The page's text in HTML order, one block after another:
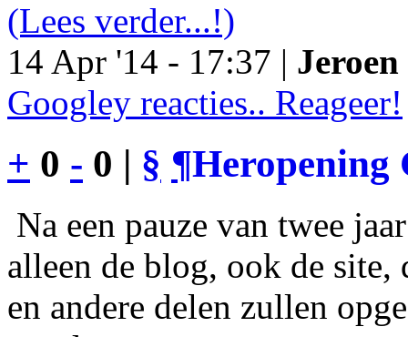
(Lees verder...!)
14 Apr '14 - 17:37 |
Googley reacties.. Reageer!
+ 0 - 0 | § ¶Heropening
Na een pauze van twee
alleen de blog, ook de site,
en andere delen zullen